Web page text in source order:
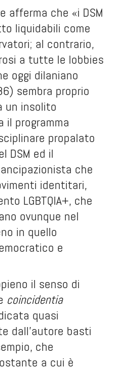
afferma che «i DSM
liquidabili come
al contrario,
a tutte le lobbies
oggi dilaniano
sembra proprio
un insolito
il programma
propalato
DSM ed il
che
identitari,
LGBTQIA+, che
ovunque nel
in quello
e
il senso di
coincidentia
quasi
dall’autore basti
che
a cui è